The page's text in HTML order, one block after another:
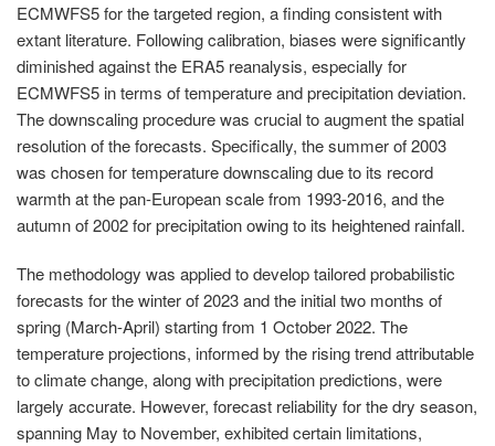
ECMWFS5 for the targeted region, a finding consistent with
extant literature. Following calibration, biases were significantly
diminished against the ERA5 reanalysis, especially for
ECMWFS5 in terms of temperature and precipitation deviation.
The downscaling procedure was crucial to augment the spatial
resolution of the forecasts. Specifically, the summer of 2003
was chosen for temperature downscaling due to its record
warmth at the pan-European scale from 1993-2016, and the
autumn of 2002 for precipitation owing to its heightened rainfall.
The methodology was applied to develop tailored probabilistic
forecasts for the winter of 2023 and the initial two months of
spring (March-April) starting from 1 October 2022. The
temperature projections, informed by the rising trend attributable
to climate change, along with precipitation predictions, were
largely accurate. However, forecast reliability for the dry season,
spanning May to November, exhibited certain limitations,